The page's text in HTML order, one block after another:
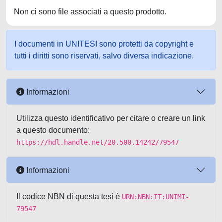
Non ci sono file associati a questo prodotto.
I documenti in UNITESI sono protetti da copyright e
tutti i diritti sono riservati, salvo diversa indicazione.
Informazioni
Utilizza questo identificativo per citare o creare un link
a questo documento:
https://hdl.handle.net/20.500.14242/79547
Informazioni
Il codice NBN di questa tesi è URN:NBN:IT:UNIMI-
79547